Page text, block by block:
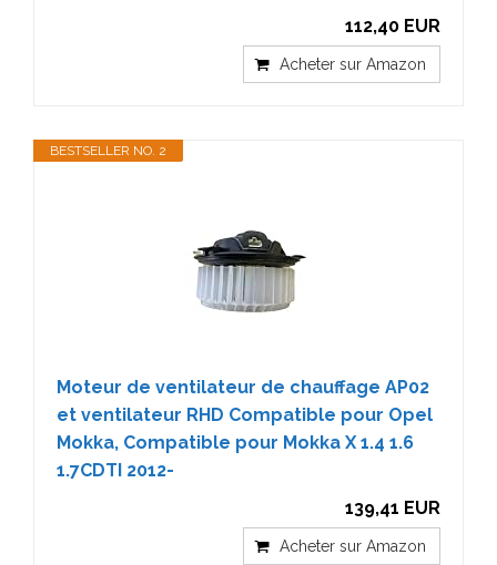
112,40 EUR
Acheter sur Amazon
BESTSELLER NO. 2
Moteur de ventilateur de chauffage AP02
et ventilateur RHD Compatible pour Opel
Mokka, Compatible pour Mokka X 1.4 1.6
1.7CDTI 2012-
139,41 EUR
Acheter sur Amazon